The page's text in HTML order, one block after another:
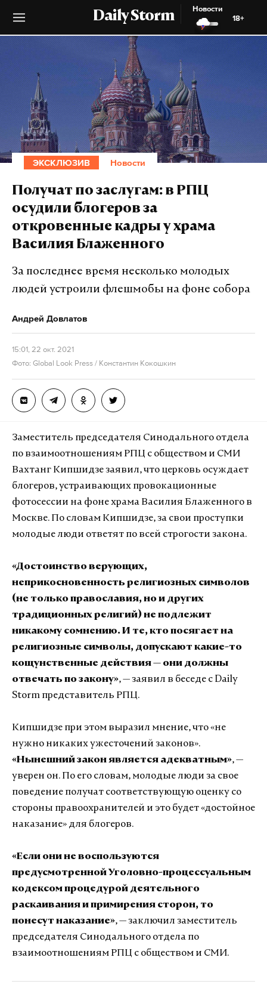
Daily Storm
Новости
18+
ЭКСКЛЮЗИВ Новости
Получат по заслугам: в РПЦ
осудили блогеров за
откровенные кадры у храма
Василия Блаженного
За последнее время несколько молодых
людей устроили флешмобы на фоне собора
Андрей Довлатов
15:01, 22 окт. 2021
Фото: Global Look Press / Константин Кокошкин
Заместитель председателя Синодального отдела
по взаимоотношениям РПЦ с обществом и СМИ
Вахтанг Кипшидзе заявил, что церковь осуждает
блогеров, устраивающих провокационные
фотосессии на фоне храма Василия Блаженного в
Москве. По словам Кипшидзе, за свои проступки
молодые люди ответят по всей строгости закона.
«Достоинство верующих,
неприкосновенность религиозных символов
(не только православия, но и других
традиционных религий) не подлежит
никакому сомнению. И те, кто посягает на
религиозные символы, допускают какие-то
кощунственные действия — они должны
отвечать по закону», — заявил в беседе с Daily
Storm представитель РПЦ.
Кипшидзе при этом выразил мнение, что «не
нужно никаких ужесточений законов».
«Нынешний закон является адекватным», —
уверен он. По его словам, молодые люди за свое
поведение получат соответствующую оценку со
стороны правоохранителей и это будет «достойное
наказание» для блогеров.
«Если они не воспользуются
предусмотренной Уголовно-процессуальным
кодексом процедурой деятельного
раскаивания и примирения сторон, то
понесут наказание», — заключил заместитель
председателя Синодального отдела по
взаимоотношениям РПЦ с обществом и СМИ.